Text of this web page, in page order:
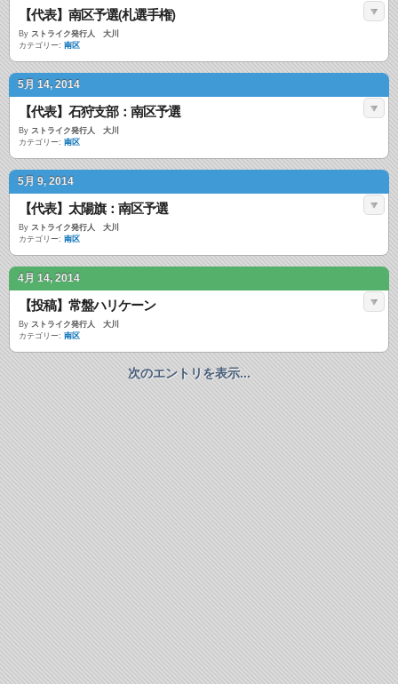
【代表】南区予選(札選手権)
By ストライク発行人 大川
カテゴリー: 南区
5月 14, 2014
【代表】石狩支部：南区予選
By ストライク発行人 大川
カテゴリー: 南区
5月 9, 2014
【代表】太陽旗：南区予選
By ストライク発行人 大川
カテゴリー: 南区
4月 14, 2014
【投稿】常盤ハリケーン
By ストライク発行人 大川
カテゴリー: 南区
次のエントリを表示...